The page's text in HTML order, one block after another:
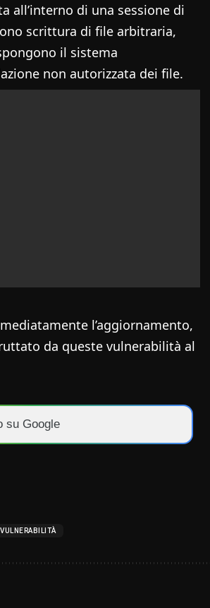
all’interno di una sessione di
scrittura di file arbitraria,
il sistema
non autorizzata dei file.
l’aggiornamento,
da queste vulnerabilità al
su Google
VULNERABILITÀ